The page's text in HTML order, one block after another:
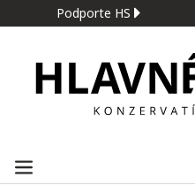
Podporte HS